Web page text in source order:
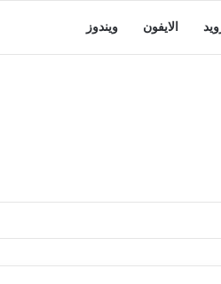
الايفون ويندوز